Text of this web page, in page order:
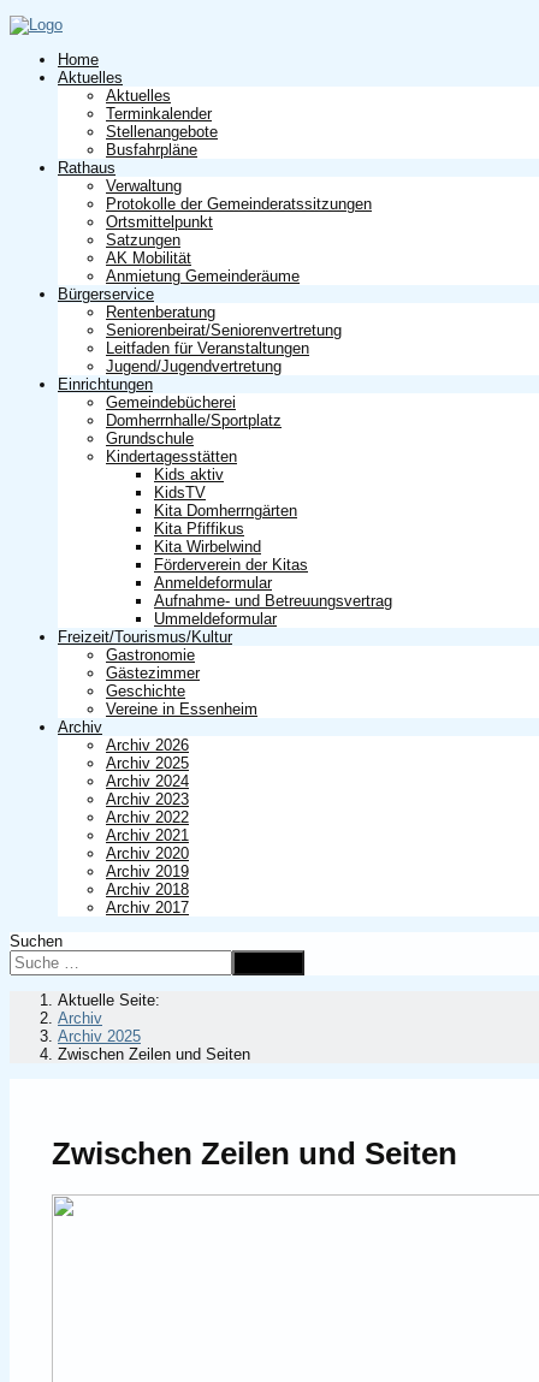
Home
Aktuelles
Aktuelles
Terminkalender
Stellenangebote
Busfahrpläne
Rathaus
Verwaltung
Protokolle der Gemeinderatssitzungen
Ortsmittelpunkt
Satzungen
AK Mobilität
Anmietung Gemeinderäume
Bürgerservice
Rentenberatung
Seniorenbeirat/Seniorenvertretung
Leitfaden für Veranstaltungen
Jugend/Jugendvertretung
Einrichtungen
Gemeindebücherei
Domherrnhalle/Sportplatz
Grundschule
Kindertagesstätten
Kids aktiv
KidsTV
Kita Domherrngärten
Kita Pfiffikus
Kita Wirbelwind
Förderverein der Kitas
Anmeldeformular
Aufnahme- und Betreuungsvertrag
Ummeldeformular
Freizeit/Tourismus/Kultur
Gastronomie
Gästezimmer
Geschichte
Vereine in Essenheim
Archiv
Archiv 2026
Archiv 2025
Archiv 2024
Archiv 2023
Archiv 2022
Archiv 2021
Archiv 2020
Archiv 2019
Archiv 2018
Archiv 2017
Suchen
Aktuelle Seite:
Archiv
Archiv 2025
Zwischen Zeilen und Seiten
Zwischen Zeilen und Seiten